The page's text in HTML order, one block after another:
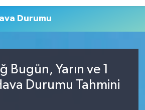
Durumu
Bugün, Yarın ve 1
Durumu Tahmini